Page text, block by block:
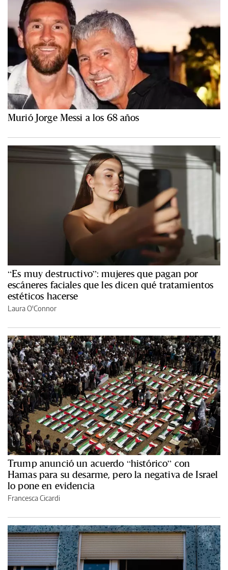
Murió Jorge Messi a los 68 años
“Es muy destructivo”: mujeres que pagan por
escáneres faciales que les dicen qué tratamientos
estéticos hacerse
Laura O'Connor
Trump anunció un acuerdo “histórico” con
Hamas para su desarme, pero la negativa de Israel
lo pone en evidencia
Francesca Cicardi